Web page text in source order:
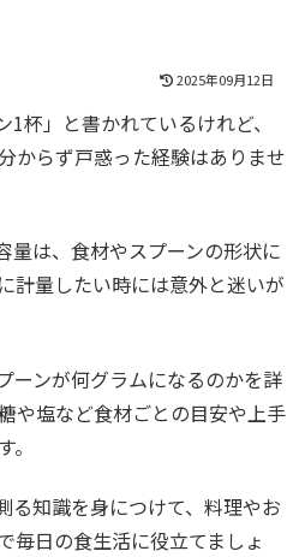
2025年09月12日
1杯」と書かれているけれど、
からず戸惑った経験はありませ
量は、食材やスプーンの形状に
計量したい時には意外と迷いが
ーンが何グラムになるのかを詳
や塩など食材ごとの目安や上手
る知識を身につけて、料理やお
毎日の食生活に役立てましょ